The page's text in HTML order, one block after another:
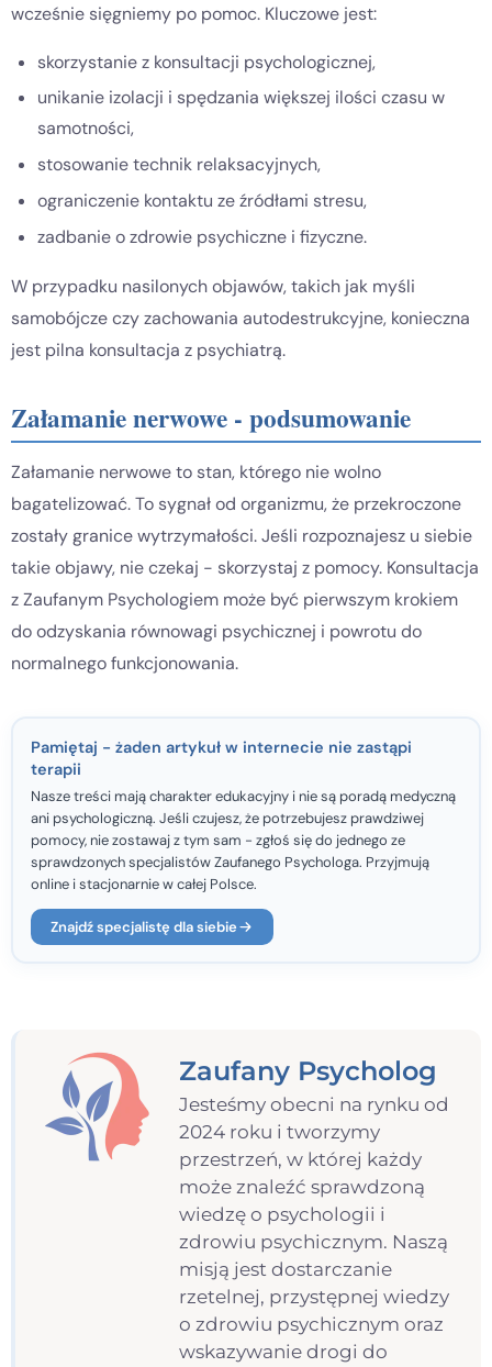
wcześnie sięgniemy po pomoc. Kluczowe jest:
skorzystanie z konsultacji psychologicznej,
unikanie izolacji i spędzania większej ilości czasu w
samotności,
stosowanie technik relaksacyjnych,
ograniczenie kontaktu ze źródłami stresu,
zadbanie o zdrowie psychiczne i fizyczne.
W przypadku nasilonych objawów, takich jak myśli
samobójcze czy zachowania autodestrukcyjne, konieczna
jest pilna konsultacja z psychiatrą.
Załamanie nerwowe - podsumowanie
Załamanie nerwowe to stan, którego nie wolno
bagatelizować. To sygnał od organizmu, że przekroczone
zostały granice wytrzymałości. Jeśli rozpoznajesz u siebie
takie objawy, nie czekaj - skorzystaj z pomocy. Konsultacja
z Zaufanym Psychologiem może być pierwszym krokiem
do odzyskania równowagi psychicznej i powrotu do
normalnego funkcjonowania.
Pamiętaj - żaden artykuł w internecie nie zastąpi
terapii
Nasze treści mają charakter edukacyjny i nie są poradą medyczną
ani psychologiczną. Jeśli czujesz, że potrzebujesz prawdziwej
pomocy, nie zostawaj z tym sam - zgłoś się do jednego ze
sprawdzonych specjalistów Zaufanego Psychologa. Przyjmują
online i stacjonarnie w całej Polsce.
Znajdź specjalistę dla siebie
Zaufany Psycholog
Jesteśmy obecni na rynku od
2024 roku i tworzymy
przestrzeń, w której każdy
może znaleźć sprawdzoną
wiedzę o psychologii i
zdrowiu psychicznym. Naszą
misją jest dostarczanie
rzetelnej, przystępnej wiedzy
o zdrowiu psychicznym oraz
wskazywanie drogi do